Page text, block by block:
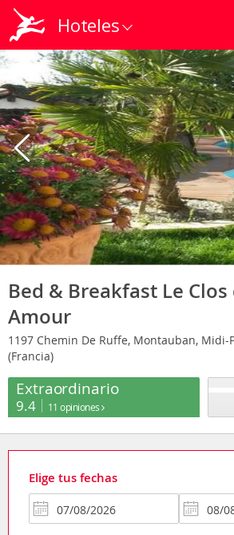
Hoteles
Bed & Breakfast Le Clos
Amour
1197 Chemin De Ruffe, Montauban, Midi-
(Francia)
Extraordinario
9.4 11 opiniones
Elige tus fechas